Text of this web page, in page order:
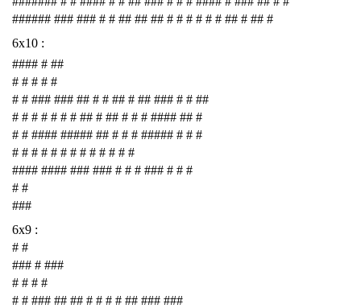
###### ### ### # # ## ## ## # # # # # # ## # ## #
6x10 :
#### # ##
# # # # #
# # ### ### ## # # ## # ## ### # # ##
# # # # # # # ## # ## # # # #### ## #
# # #### ##### ## # # # ##### # # #
# # # # # # # # # # # # #
#### #### ### ### # # # ### # # #
# #
###
6x9 :
# #
### # ###
# # # #
# # ### ## ## # # # # ## ### ###